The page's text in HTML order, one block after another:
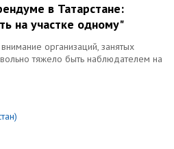
в Татарстане:
на участке одному"
организаций, занятых
тяжело быть наблюдателем на